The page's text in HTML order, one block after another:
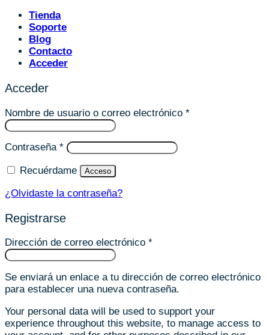
Tienda
Soporte
Blog
Contacto
Acceder
Acceder
Nombre de usuario o correo electrónico *Obligatorio
Contraseña *Obligatorio
Recuérdame Acceso
¿Olvidaste la contraseña?
Registrarse
Dirección de correo electrónico *Obligatorio
Se enviará un enlace a tu dirección de correo electrónico
para establecer una nueva contraseña.
Your personal data will be used to support your
experience throughout this website, to manage access to